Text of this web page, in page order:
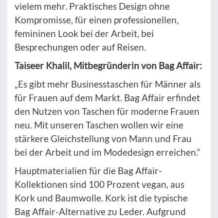
vielem mehr. Praktisches Design ohne
Kompromisse, für einen professionellen,
femininen Look bei der Arbeit, bei
Besprechungen oder auf Reisen.
Taiseer Khalil, Mitbegründerin von Bag Affair:
„Es gibt mehr Businesstaschen für Männer als
für Frauen auf dem Markt. Bag Affair erfindet
den Nutzen von Taschen für moderne Frauen
neu. Mit unseren Taschen wollen wir eine
stärkere Gleichstellung von Mann und Frau
bei der Arbeit und im Modedesign erreichen.“
Hauptmaterialien für die Bag Affair-
Kollektionen sind 100 Prozent vegan, aus
Kork und Baumwolle. Kork ist die typische
Bag Affair-Alternative zu Leder. Aufgrund